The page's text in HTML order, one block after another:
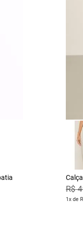
R$
1x de